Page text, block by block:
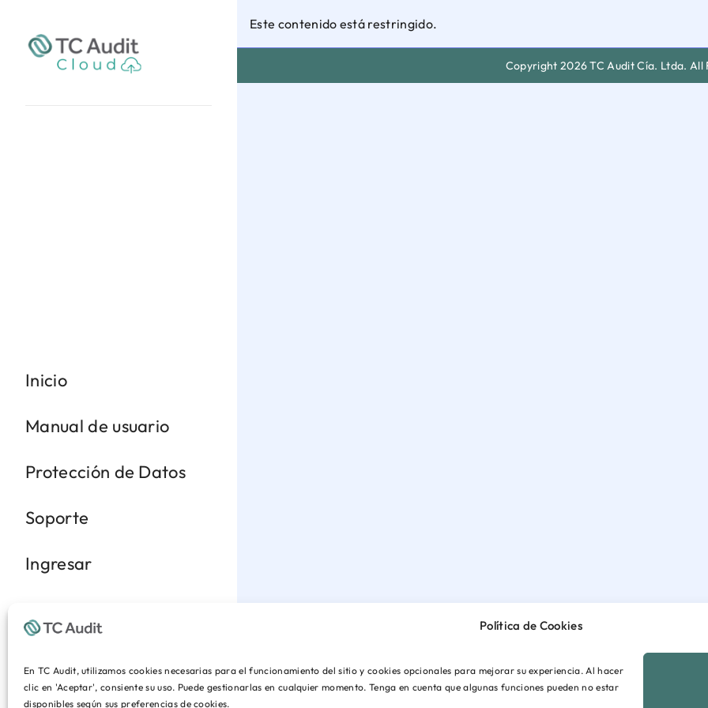
Política de Cookies
En TC Audit, utilizamos cookies necesarias para el funcionamiento del sitio y cookies opcionales para mejorar su experiencia. Al hacer
clic en 'Aceptar', consiente su uso. Puede gestionarlas en cualquier momento. Tenga en cuenta que algunas funciones pueden no estar
disponibles según sus preferencias de cookies.
Inicio
Manual de usuario
Protección de Datos
Soporte
Ingresar
Este contenido está restringido.
Copyright 2026 TC Audit Cía. Ltda. All